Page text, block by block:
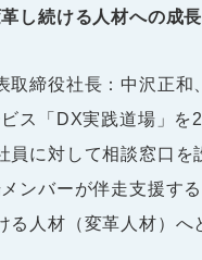
し続ける人材への成
締役社長：中沢正
ス「DX実践道場」
に対して相談窓口
ンバーが伴走支援す
人材（変革人材）